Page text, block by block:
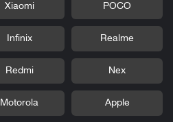
POCO
Xiaomi
Realme
Infinix
Nex
Redmi
Apple
Motorola